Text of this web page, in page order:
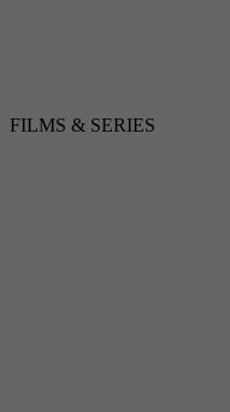
FILMS & SERIES